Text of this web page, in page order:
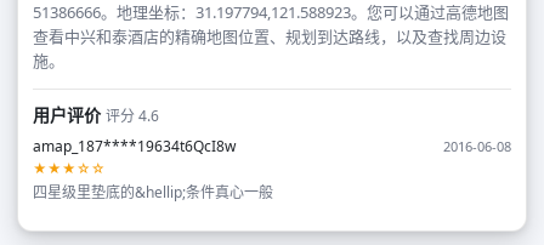
51386666。地理坐标：31.197794,121.588923。您可以通过高德地图
查看中兴和泰酒店的精确地图位置、规划到达路线，以及查找周边设
施。
用户评价评分 4.6
amap_187****19634t6QcI8w
2016-06-08
★★★☆☆
四星级里垫底的&hellip;条件真心一般